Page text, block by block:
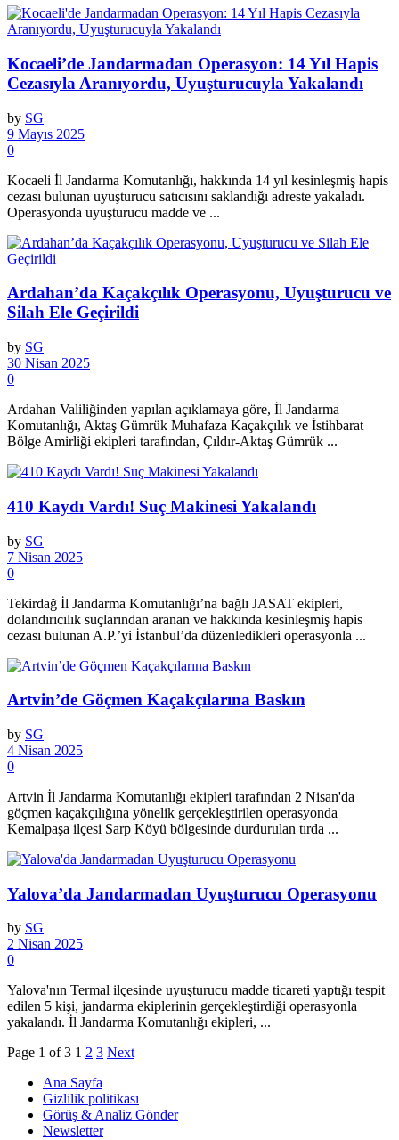
Kocaeli’de Jandarmadan Operasyon: 14 Yıl Hapis
Cezasıyla Aranıyordu, Uyuşturucuyla Yakalandı
by SG
9 Mayıs 2025
0
Kocaeli İl Jandarma Komutanlığı, hakkında 14 yıl kesinleşmiş hapis
cezası bulunan uyuşturucu satıcısını saklandığı adreste yakaladı.
Operasyonda uyuşturucu madde ve ...
Ardahan’da Kaçakçılık Operasyonu, Uyuşturucu ve
Silah Ele Geçirildi
by SG
30 Nisan 2025
0
Ardahan Valiliğinden yapılan açıklamaya göre, İl Jandarma
Komutanlığı, Aktaş Gümrük Muhafaza Kaçakçılık ve İstihbarat
Bölge Amirliği ekipleri tarafından, Çıldır-Aktaş Gümrük ...
410 Kaydı Vardı! Suç Makinesi Yakalandı
by SG
7 Nisan 2025
0
Tekirdağ İl Jandarma Komutanlığı’na bağlı JASAT ekipleri,
dolandırıcılık suçlarından aranan ve hakkında kesinleşmiş hapis
cezası bulunan A.P.’yi İstanbul’da düzenledikleri operasyonla ...
Artvin’de Göçmen Kaçakçılarına Baskın
by SG
4 Nisan 2025
0
Artvin İl Jandarma Komutanlığı ekipleri tarafından 2 Nisan'da
göçmen kaçakçılığına yönelik gerçekleştirilen operasyonda
Kemalpaşa ilçesi Sarp Köyü bölgesinde durdurulan tırda ...
Yalova’da Jandarmadan Uyuşturucu Operasyonu
by SG
2 Nisan 2025
0
Yalova'nın Termal ilçesinde uyuşturucu madde ticareti yaptığı tespit
edilen 5 kişi, jandarma ekiplerinin gerçekleştirdiği operasyonla
yakalandı. İl Jandarma Komutanlığı ekipleri, ...
Page 1 of 3 1 2 3 Next
Ana Sayfa
Gizlilik politikası
Görüş & Analiz Gönder
Newsletter